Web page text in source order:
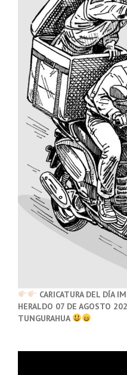
CARICATURA DEL DÍA
HERALDO 07 DE AGOSTO
TUNGURAHUA